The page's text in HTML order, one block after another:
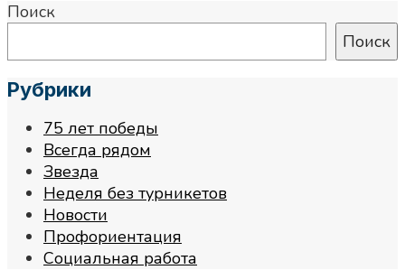
Поиск
Поиск
Рубрики
75 лет победы
Всегда рядом
Звезда
Неделя без турникетов
Новости
Профориентация
Социальная работа